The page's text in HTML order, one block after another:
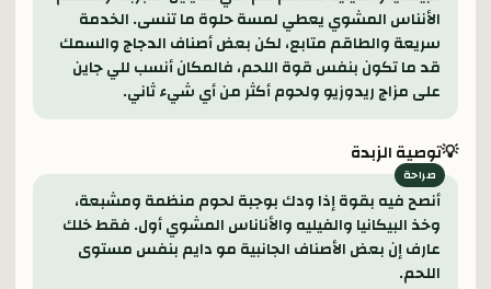
الأنناس المشوي يعطي لمسة حلوة ما تنسى. الخدمة
سريعة والطاقم متابع، لكن بعض أصناف الدجاج والسمك
قد ما تكون بنفس قوة اللحم، فالمكان أنسب للي جاين
على مزاج ريدوزيو ولحوم أكثر من أي شيء ثاني.
💡توصية الزبدة
أنصح فيه بقوة إذا ودك بوجبة لحوم منظمة ومشبعة،
وخذ البيكانيا والفيليه والأناناس المشوي أول. فقط خلك
عارف إن بعض الأصناف الجانبية مو دايم بنفس مستوى
اللحم.